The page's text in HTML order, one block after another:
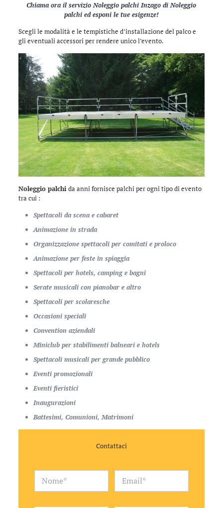
Chiama ora il servizioNoleggio palchi InzagodiNoleggio
palchi ed esponi le tue esigenze!
Scegli le modalità e le tempistiche d’installazione del palco e
gli eventuali accessori per rendere unico l’evento.
Noleggio palchi da anni fornisce palchi per ogni tipo di evento
tra cui :
Spettacoli da scena e cabaret
Animazione in strada
Organizzazione spettacoli per comitati e proloco
Animazione per feste in spiaggia
Spettacoli per hotels, camping e bagni
Serate musicali con pianobar e altro
Spettacoli per scolaresche
Occasioni speciali
Convention aziendali
Miniclub per stabilimenti balneari e hotels
Spettacoli musicali per grande pubblico
Eventi promozionali
Eventi fieristici
Inaugurazioni
Battesimi, Comunioni, Matrimoni
Contattaci
e
N
m
E
a